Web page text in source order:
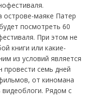
острове-маяке Патер
посмотреть 60
При этом не
книги или какие-
из условий является
семь дней
от киномана
видеоблоги. Рядом с